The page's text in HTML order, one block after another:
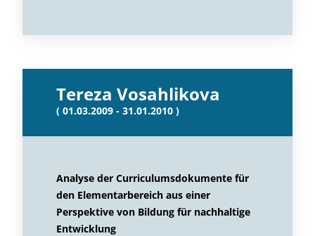
Tereza Vosahlikova
( 01.03.2009 - 31.01.2010 )
Analyse der Curriculumsdokumente für
den Elementarbereich aus einer
Perspektive von Bildung für nachhaltige
Entwicklung